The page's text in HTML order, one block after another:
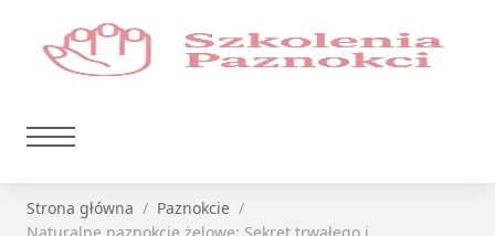
Strona główna
Paznokcie